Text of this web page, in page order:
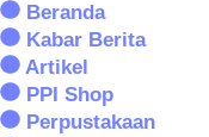
Beranda
Kabar Berita
Artikel
PPI Shop
Perpustakaan